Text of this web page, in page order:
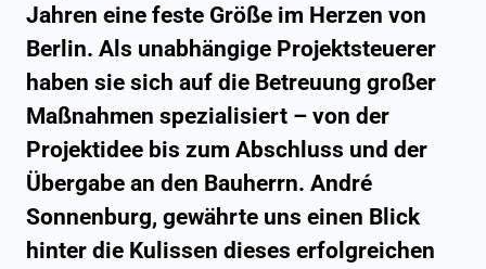
Jahren eine feste Größe im Herzen von
Berlin. Als unabhängige Projektsteuerer
haben sie sich auf die Betreuung großer
Maßnahmen spezialisiert – von der
Projektidee bis zum Abschluss und der
Übergabe an den Bauherrn. André
Sonnenburg, gewährte uns einen Blick
hinter die Kulissen dieses erfolgreichen